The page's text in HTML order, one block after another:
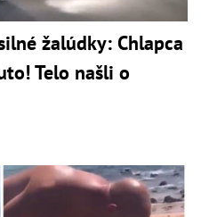
žalúdky: Chlapca
Telo našli o